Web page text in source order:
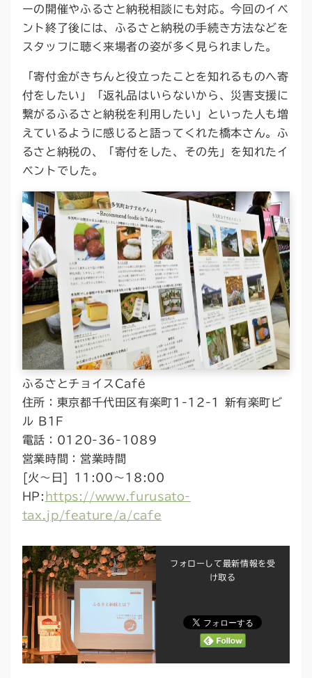
ーの開催やふるさと納税相談にも対応。今回のイベ
ント終了後には、ふるさと納税の手続き方法などを
スタッフに聴く来場者の姿が多く見られました。
「寄付金がきちんと役立ったことを知れるものへ寄
付をしたい」「返礼品はいらないから、災害支援に
繋がるふるさと納税を利用したい」といった人も増
えているように感じると語ってくれた橋本さん。ふ
るさと納税の、「寄付をした、その先」を知れたイ
ベントでした。
ふるさとチョイスCafé
住所：東京都千代田区有楽町1-12-1 新有楽町ビ
ル B1F
電話：0120-36-1089
営業時間：営業時間
[火～日] 11:00～18:00
HP: https://www.furusato-
tax.jp/feature/a/cafe
フォローして最新情報を受
け取る